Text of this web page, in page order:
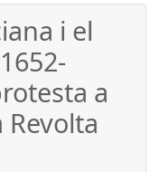
i el
a
Revolta